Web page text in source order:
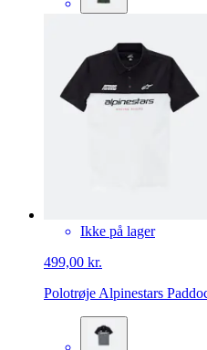
Ikke på lager
499,00 kr.
Polotrøje Alpinestars